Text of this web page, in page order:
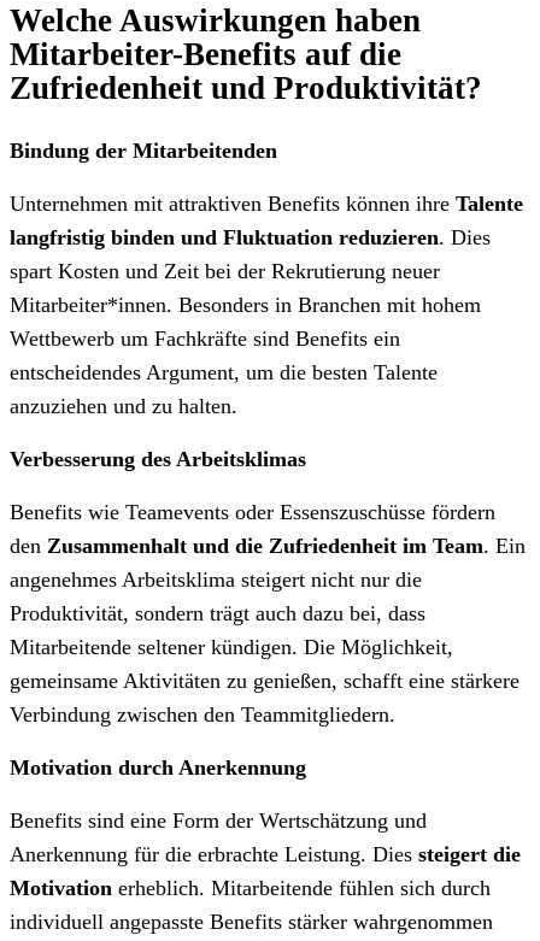
Welche Auswirkungen haben
Mitarbeiter-Benefits auf die
Zufriedenheit und Produktivität?
Bindung der Mitarbeitenden
Unternehmen mit attraktiven Benefits können ihre Talente
langfristig binden und Fluktuation reduzieren. Dies
spart Kosten und Zeit bei der Rekrutierung neuer
Mitarbeiter*innen. Besonders in Branchen mit hohem
Wettbewerb um Fachkräfte sind Benefits ein
entscheidendes Argument, um die besten Talente
anzuziehen und zu halten.
Verbesserung des Arbeitsklimas
Benefits wie Teamevents oder Essenszuschüsse fördern
den Zusammenhalt und die Zufriedenheit im Team. Ein
angenehmes Arbeitsklima steigert nicht nur die
Produktivität, sondern trägt auch dazu bei, dass
Mitarbeitende seltener kündigen. Die Möglichkeit,
gemeinsame Aktivitäten zu genießen, schafft eine stärkere
Verbindung zwischen den Teammitgliedern.
Motivation durch Anerkennung
Benefits sind eine Form der Wertschätzung und
Anerkennung für die erbrachte Leistung. Dies steigert die
Motivation erheblich. Mitarbeitende fühlen sich durch
individuell angepasste Benefits stärker wahrgenommen